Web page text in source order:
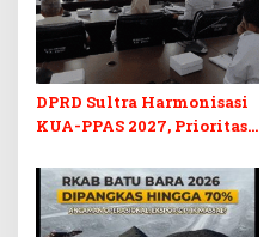
DPRD Sultra Harmonisasi
KUA-PPAS 2027, Prioritas
dan Pelunasan Utang
Infrastruktur